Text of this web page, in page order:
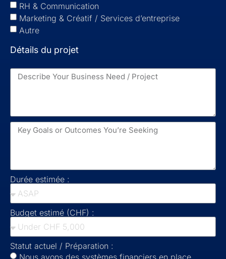
RH & Communication
Marketing & Créatif / Services d’entreprise
Autre
Détails du projet
Durée estimée :
Budget estimé (CHF) :
Statut actuel / Préparation :
Nous avons des systèmes financiers en place